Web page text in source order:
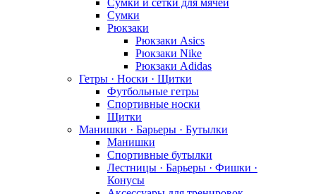
Сумки и сетки для мячей
Сумки
Рюкзаки
Рюкзаки Asics
Рюкзаки Nike
Рюкзаки Adidas
Гетры · Носки · Щитки
Футбольные гетры
Спортивные носки
Щитки
Манишки · Барьеры · Бутылки
Манишки
Спортивные бутылки
Лестницы · Барьеры · Фишки ·
Конусы